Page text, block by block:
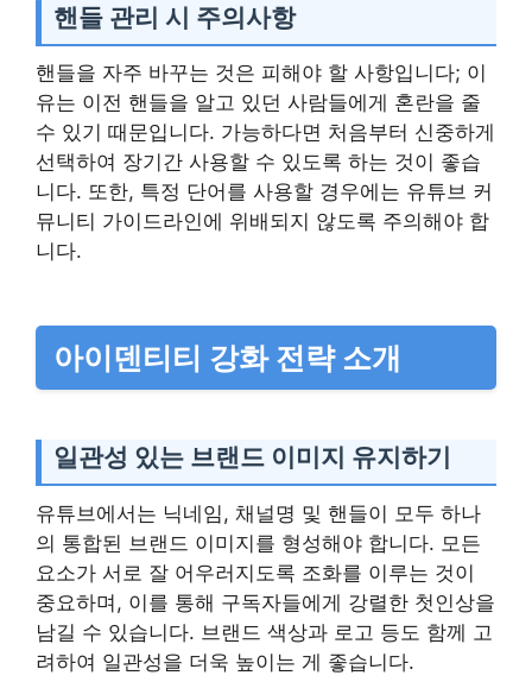
핸들 관리 시 주의사항
핸들을 자주 바꾸는 것은 피해야 할 사항입니다; 이
유는 이전 핸들을 알고 있던 사람들에게 혼란을 줄
수 있기 때문입니다. 가능하다면 처음부터 신중하게
선택하여 장기간 사용할 수 있도록 하는 것이 좋습
니다. 또한, 특정 단어를 사용할 경우에는 유튜브 커
뮤니티 가이드라인에 위배되지 않도록 주의해야 합
니다.
아이덴티티 강화 전략 소개
일관성 있는 브랜드 이미지 유지하기
유튜브에서는 닉네임, 채널명 및 핸들이 모두 하나
의 통합된 브랜드 이미지를 형성해야 합니다. 모든
요소가 서로 잘 어우러지도록 조화를 이루는 것이
중요하며, 이를 통해 구독자들에게 강렬한 첫인상을
남길 수 있습니다. 브랜드 색상과 로고 등도 함께 고
려하여 일관성을 더욱 높이는 게 좋습니다.